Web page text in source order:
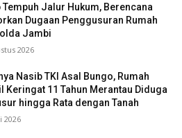
Tempuh Jalur Hukum, Berencana
Dugaan Penggusuran Rumah
Jambi
2026
Nasib TKI Asal Bungo, Rumah
Keringat 11 Tahun Merantau Diduga
hingga Rata dengan Tanah
2026